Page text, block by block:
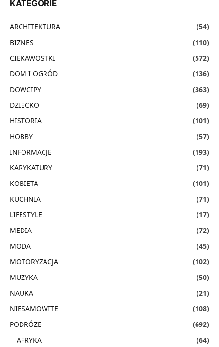
KATEGORIE
ARCHITEKTURA
(54)
BIZNES
(110)
CIEKAWOSTKI
(572)
DOM I OGRÓD
(136)
DOWCIPY
(363)
DZIECKO
(69)
HISTORIA
(101)
HOBBY
(57)
INFORMACJE
(193)
KARYKATURY
(71)
KOBIETA
(101)
KUCHNIA
(71)
LIFESTYLE
(17)
MEDIA
(72)
MODA
(45)
MOTORYZACJA
(102)
MUZYKA
(50)
NAUKA
(21)
NIESAMOWITE
(108)
PODRÓŻE
(692)
AFRYKA
(64)